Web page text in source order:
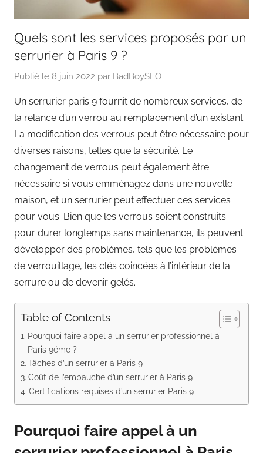
Quels sont les services proposés par un
serrurier à Paris 9 ?
Publié le 8 juin 2022 par BadBoySEO
Un serrurier paris 9 fournit de nombreux services, de
la relance d’un verrou au remplacement d’un existant.
La modification des verrous peut être nécessaire pour
diverses raisons, telles que la sécurité. Le
changement de verrous peut également être
nécessaire si vous emménagez dans une nouvelle
maison, et un serrurier peut effectuer ces services
pour vous. Bien que les verrous soient construits
pour durer longtemps sans maintenance, ils peuvent
développer des problèmes, tels que les problèmes
de verrouillage, les clés coincées à l’intérieur de la
serrure ou de devenir gelés.
Table of Contents
Pourquoi faire appel à un serrurier professionnel à
Paris 9éme ?
Tâches d’un serrurier à Paris 9
Coût de l’embauche d’un serrurier à Paris 9
Certifications requises d’un serrurier Paris 9
Pourquoi faire appel à un